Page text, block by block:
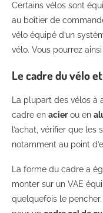
Certains vélos sont
au boîtier de
vélo équipé d’un
vélo. Vous pourrez
Le cadre du vélo
La plupart des vélos à
cadre en acierou en
l’achat, vérifier que
notamment au point
La forme du cadre a
monter sur un VAE
quelquefois le